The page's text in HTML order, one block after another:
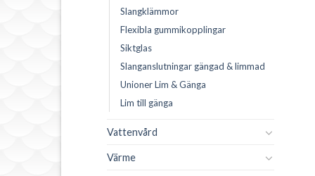
Slangklämmor
Flexibla gummikopplingar
Siktglas
Slanganslutningar gängad & limmad
Unioner Lim & Gänga
Lim till gänga
Vattenvård
Värme